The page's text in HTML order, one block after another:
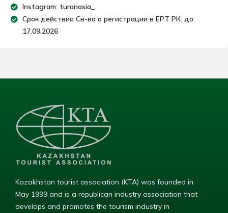
Instagram: turanasia_
Срок действия Св-ва о регистрации в ЕРТ РК: до
17.09.2026
Kazakhstan tourist association (KTA) was founded in
May 1999 and is a republican industry association that
develops and promotes the tourism industry in